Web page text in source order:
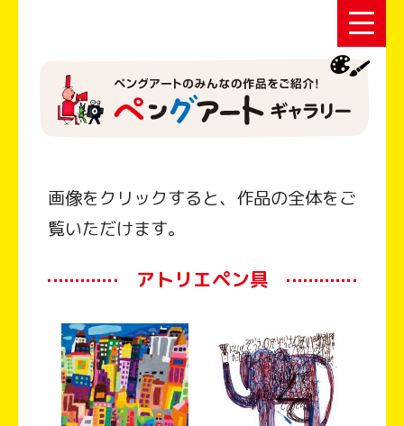
画像をクリックすると、作品の全体をご
覧いただけます。
アトリエペン具